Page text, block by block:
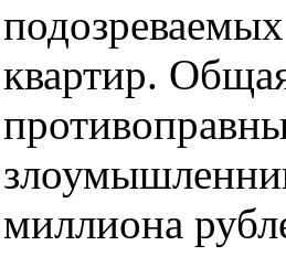
квартир.
миллиона